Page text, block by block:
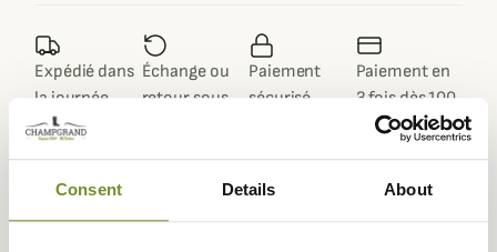
Consent Details About
Expédié dans
la journée
Échange ou
retour sous
Paiement
sécurisé
Paiement en
3 fois dès 100
euros